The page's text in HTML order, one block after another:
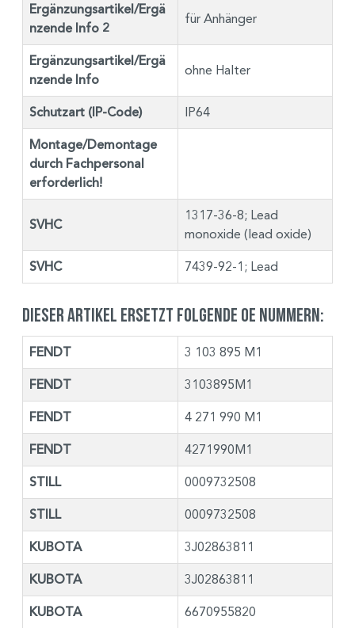
Ergänzungsartikel/Ergä
nzende Info 2
für Anhänger
Ergänzungsartikel/Ergä
nzende Info
ohne Halter
Schutzart (IP-Code) IP64
Montage/Demontage
durch Fachpersonal
erforderlich!
SVHC
1317-36-8; Lead
monoxide (lead oxide)
SVHC 7439-92-1; Lead
Dieser Artikel ersetzt folgende OE Nummern:
FENDT 3 103 895 M1
FENDT 3103895M1
FENDT 4 271 990 M1
FENDT 4271990M1
STILL 0009732508
STILL 0009732508
KUBOTA 3J02863811
KUBOTA 3J02863811
KUBOTA 6670955820